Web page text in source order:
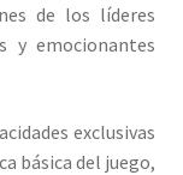
de los líderes
y emocionantes
exclusivas
básica del juego,